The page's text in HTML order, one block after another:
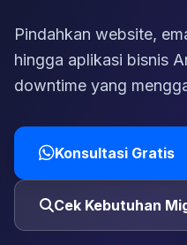
Pindahkan website,
hingga aplikasi bisnis
downtime yang
Konsultasi Gratis
Cek Kebutuhan